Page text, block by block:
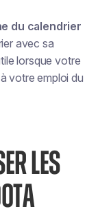
du calendrier
avec sa
lorsque votre
votre emploi du
LES